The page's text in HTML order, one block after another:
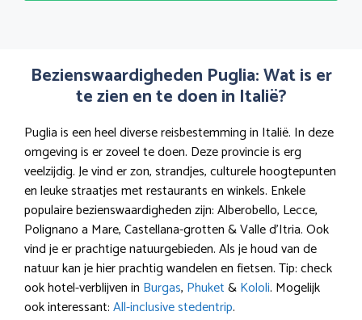
Bezienswaardigheden Puglia: Wat is er
te zien en te doen in Italië?
Puglia is een heel diverse reisbestemming in Italië. In deze
omgeving is er zoveel te doen. Deze provincie is erg
veelzijdig. Je vind er zon, strandjes, culturele hoogtepunten
en leuke straatjes met restaurants en winkels. Enkele
populaire bezienswaardigheden zijn: Alberobello, Lecce,
Polignano a Mare, Castellana-grotten & Valle d’Itria. Ook
vind je er prachtige natuurgebieden. Als je houd van de
natuur kan je hier prachtig wandelen en fietsen. Tip: check
ook hotel-verblijven in Burgas, Phuket&Kololi. Mogelijk
ook interessant:All-inclusive stedentrip.